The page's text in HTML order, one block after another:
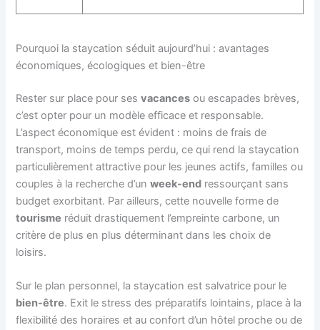
Pourquoi la staycation séduit aujourd’hui : avantages
économiques, écologiques et bien-être
Rester sur place pour sesvacances ou escapades brèves,
c’est opter pour un modèle efficace et responsable.
L’aspect économique est évident : moins de frais de
transport, moins de temps perdu, ce qui rend la staycation
particulièrement attractive pour les jeunes actifs, familles ou
couples à la recherche d’unweek-end ressourçant sans
budget exorbitant. Par ailleurs, cette nouvelle forme de
tourisme réduit drastiquement l’empreinte carbone, un
critère de plus en plus déterminant dans les choix de
loisirs.
Sur le plan personnel, la staycation est salvatrice pour le
bien-être. Exit le stress des préparatifs lointains, place à la
flexibilité des horaires et au confort d’un hôtel proche ou de